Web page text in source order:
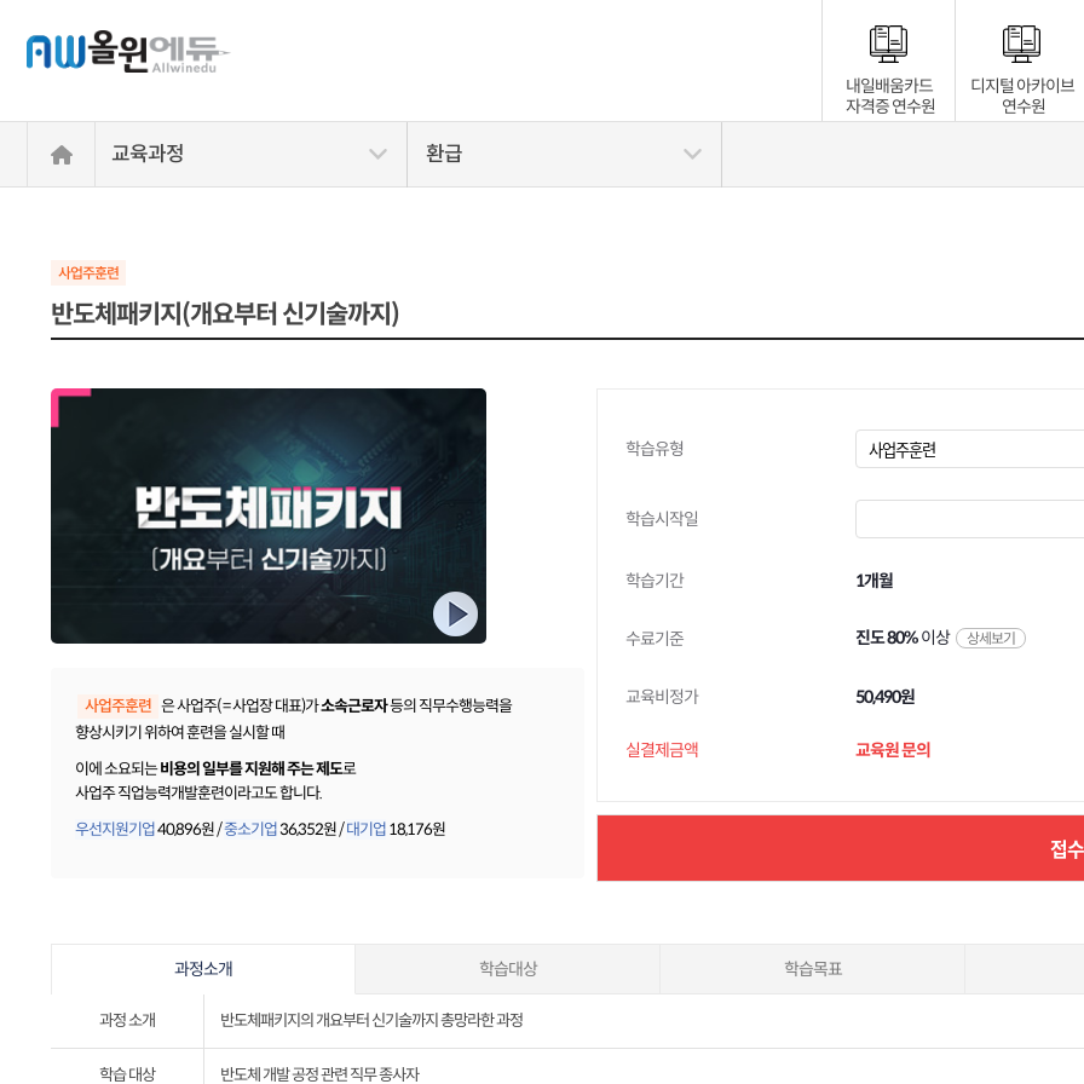
내일배움카드
자격증 연수원
디지털 아카이브
연수원
교육과정 환급
반도체패키지(개요부터 신기술까지)
은 사업주( = 사업장 대표)가소속근로자등의 직무수행능력을
향상시키기 위하여 훈련을 실시할 때
이에 소요되는비용의 일부를 지원해 주는 제도로
사업주 직업능력개발훈련이라고도 합니다.
우선지원기업40,896원 /중소기업36,352원 /대기업 18,176원
학습유형
학습시작일
학습기간 1개월
수료기준 진도 80%이상 상세보기
교육비정가 50,490원
실결제금액 교육원 문의
접
과정소개 학습대상 학습목표
과정 소개 반도체패키지의 개요부터 신기술까지 총망라한 과정
학습 대상 반도체 개발 공정 관련 직무 종사자